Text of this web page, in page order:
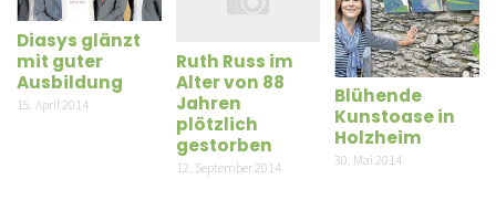
Diasys glänzt
mit guter
Ausbildung
15. April 2014
Ruth Russ im
Alter von 88
Jahren
plötzlich
gestorben
12. September 2014
Blühende
Kunstoase in
Holzheim
30. Mai 2014